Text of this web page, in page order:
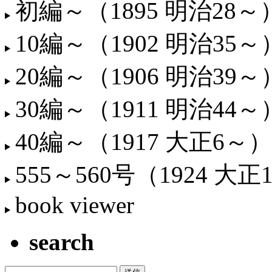
初編～（1895 明治28～
10編～（1902 明治35～
20編～（1906 明治39～
30編～（1911 明治44～
40編～（1917 大正6～）
555～560号（1924 大正
book viewer
search